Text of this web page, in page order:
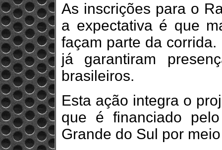
As inscrições para o
a expectativa é que
façam parte da
já garantiram
brasileiros.
Esta ação integra o
que é financiado
Grande do Sul por